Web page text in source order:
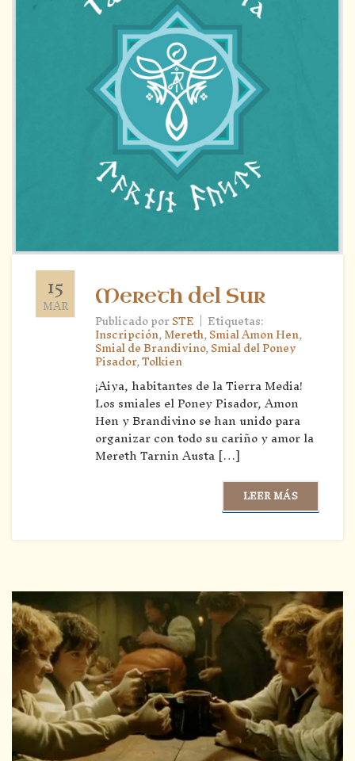
15
MAR Mereth del Sur
Publicado porSTE | Etiquetas:
Inscripción,Mereth,Smial Amon Hen,
Smial de Brandivino,Smial del Poney
Pisador,Tolkien
¡Aiya, habitantes de la Tierra Media!
Los smiales el Poney Pisador, Amon
Hen y Brandivino se han unido para
organizar con todo su cariño y amor la
Mereth Tarnin Austa […]
LEER MÁS